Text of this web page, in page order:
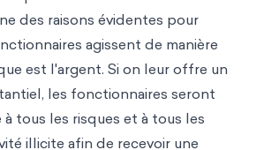
des raisons évidentes pour
agissent de manière
est l'argent. Si on leur offre un
les fonctionnaires seront
tous les risques et à tous les
illicite afin de recevoir une